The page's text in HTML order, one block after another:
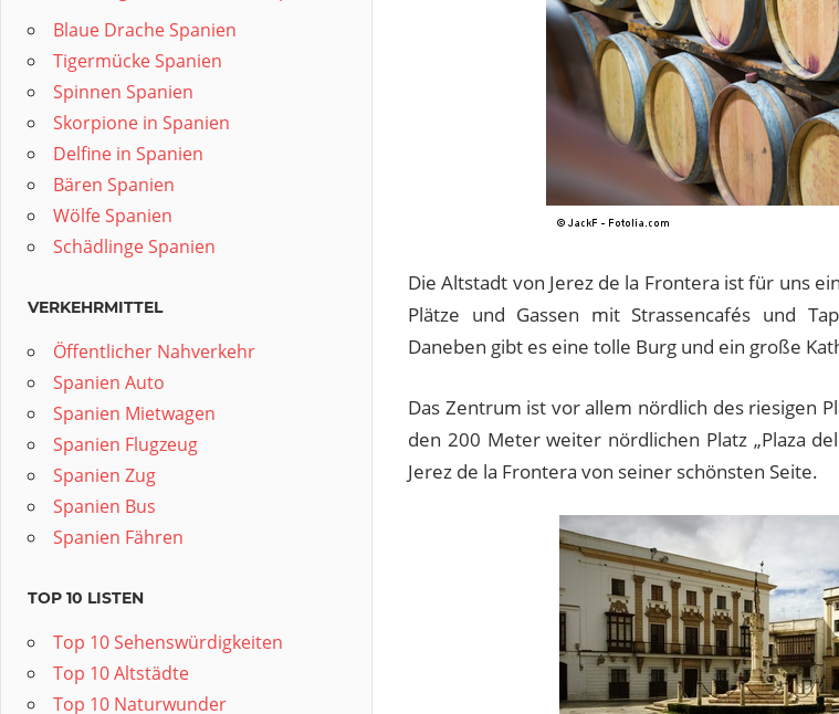
Die Altstadt von Jerez de la Frontera ist für uns
Plätze und Gassen mit Strassencafés und
Daneben gibt es eine tolle Burg und ein große
Das Zentrum ist vor allem nördlich des riesigen
den 200 Meter weiter nördlichen Platz „Plaza
Jerez de la Frontera von seiner schönsten Seite.
Blaue Drache Spanien
Tigermücke Spanien
Spinnen Spanien
Skorpione in Spanien
Delfine in Spanien
Bären Spanien
Wölfe Spanien
Schädlinge Spanien
VERKEHRMITTEL
Öffentlicher Nahverkehr
Spanien Auto
Spanien Mietwagen
Spanien Flugzeug
Spanien Zug
Spanien Bus
Spanien Fähren
TOP 10 LISTEN
Top 10 Sehenswürdigkeiten
Top 10 Altstädte
Top 10 Naturwunder